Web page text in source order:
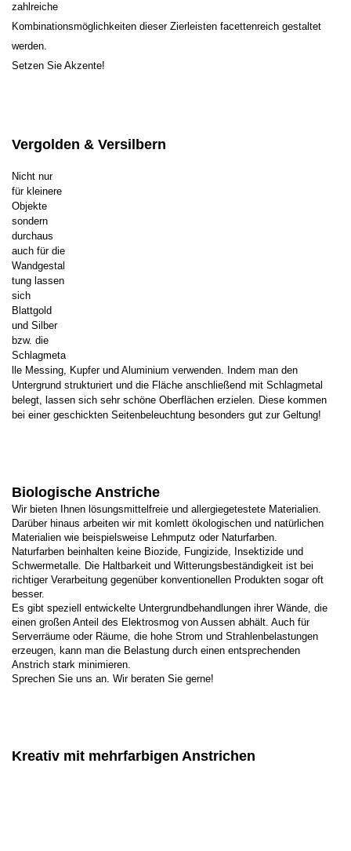
zahlreiche
Kombinationsmöglichkeiten dieser Zierleisten facettenreich gestaltet
werden.
Setzen Sie Akzente!
Vergolden & Versilbern
Nicht nur
für kleinere
Objekte
sondern
durchaus
auch für die
Wandgestal
tung lassen
sich
Blattgold
und Silber
bzw. die
Schlagmeta
lle Messing, Kupfer und Aluminium verwenden. Indem man den
Untergrund strukturiert und die Fläche anschließend mit Schlagmetal
belegt, lassen sich sehr schöne Oberflächen erzielen. Diese kommen
bei einer geschickten Seitenbeleuchtung besonders gut zur Geltung!
Biologische Anstriche
Wir bieten Ihnen lösungsmittelfreie und allergiegetestete Materialien.
Darüber hinaus arbeiten wir mit komlett ökologischen und natürlichen
Materialien wie beispielsweise Lehmputz oder Naturfarben.
Naturfarben beinhalten keine Biozide, Fungizide, Insektizide und
Schwermetalle. Die Haltbarkeit und Witterungsbeständigkeit ist bei
richtiger Verarbeitung gegenüber konventionellen Produkten sogar oft
besser.
Es gibt speziell entwickelte Untergrundbehandlungen ihrer Wände, die
einen großen Anteil des Elektrosmog von Aussen abhält. Auch für
Serverräume oder Räume, die hohe Strom und Strahlenbelastungen
erzeugen, kann man die Belastung durch einen entsprechenden
Anstrich stark minimieren.
Sprechen Sie uns an. Wir beraten Sie gerne!
Kreativ mit mehrfarbigen Anstrichen